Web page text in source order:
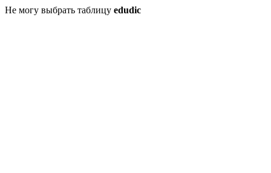
Не могу выбрать таблицу edudic